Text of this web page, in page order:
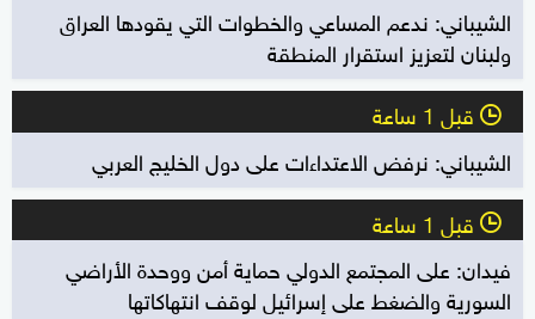
الشيباني: ندعم المساعي والخطوات التي يقودها العراق
ولبنان لتعزيز استقرار المنطقة
l قبل 1 ساعة
الشيباني: نرفض الاعتداءات على دول الخليج العربي
l قبل 1 ساعة
فيدان: على المجتمع الدولي حماية أمن ووحدة الأراضي
السورية والضغط على إسرائيل لوقف انتهاكاتها